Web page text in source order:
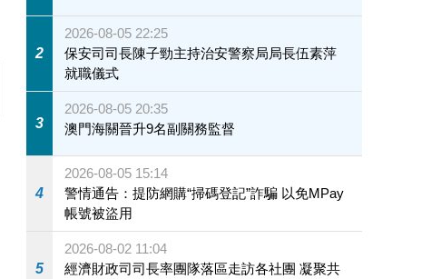
2
2026-08-05 22:25
保安司司長陳子勁主持治安警察局局長伍素萍
就職儀式
3
2026-08-05 20:35
澳門海關晉升9名副關務監督
4
2026-08-05 15:14
警情通告：提防網購“掃碼登記”詐騙 以免MPay
帳號被盜用
5
2026-08-02 11:04
經濟財政司司長率團隊落區走訪各社團 凝聚共